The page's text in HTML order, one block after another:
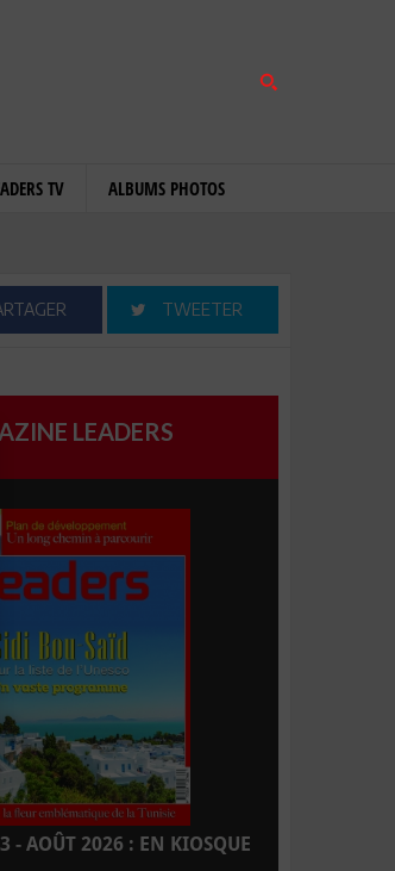
TV ALBUMS PHOTOS
TWEETER
LEADERS
- AOÛT 2026 : EN KIOSQUE